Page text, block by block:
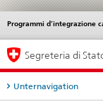
Programmi d’integrazione
Service
Navigation
Segreteria di
Unternavigation